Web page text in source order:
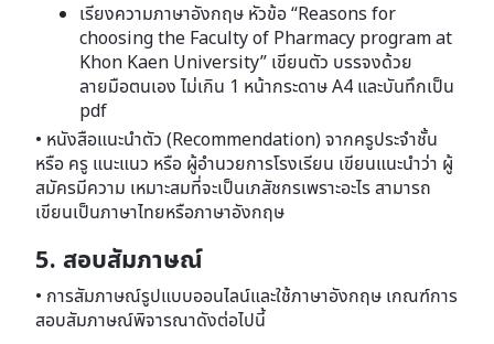
เรียงความภาษาอังกฤษ หัวข้อ “Reasons for
choosing the Faculty of Pharmacy program at
Khon Kaen University” เขียนตัว บรรจงด้วย
ลายมือตนเอง ไม่เกิน 1 หน้ากระดาษ A4 และบันทึกเป็น
pdf
• หนังสือแนะนําตัว (Recommendation) จากครูประจําชั้น
หรือ ครู แนะแนว หรือ ผู้อํานวยการโรงเรียน เขียนแนะนําว่า ผู้
สมัครมีความ เหมาะสมที่จะเป็นเภสัชกรเพราะอะไร สามารถ
เขียนเป็นภาษาไทยหรือภาษาอังกฤษ
5. สอบสัมภาษณ์
• การสัมภาษณ์รูปแบบออนไลน์และใช้ภาษาอังกฤษ เกณฑ์การ
สอบสัมภาษณ์พิจารณาดังต่อไปนี้